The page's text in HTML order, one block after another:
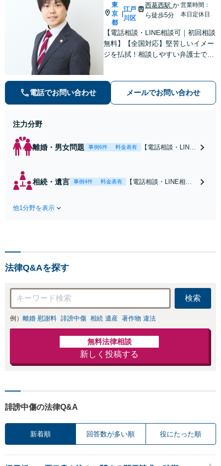
東
京
都
|
江戸
川区
西葛西駅か
ら徒歩5分
営業時間：
本日定休日
【電話相談・LINE相談可｜初回相談
無料】【全国対応】堅苦しいイメー
ジを払拭！相談しやすい弁護士で
離婚／相続／インターネット／不貞
慰謝料減額もお任せ！【西葛西駅5
電話でお問い合わせ メールでお問い合わせ
注力分野
離婚・男女問題 事例6件 料金表有
【電話相談・LINE
サポートし、最適
相続・遺言 事例4件 料金表有
【電話相談・LINE相談
の相続にお悩みなら相
｜西葛西駅5分】
他1分野を表示
法律Q&Aを探す
検索
例） 離婚 慰謝料 誹謗中傷 相続 遺産 著作物 違法
無料法律相談
新しく投稿する
誹謗中傷の法律Q&A
新着順 回答数が多い順 役にたった順